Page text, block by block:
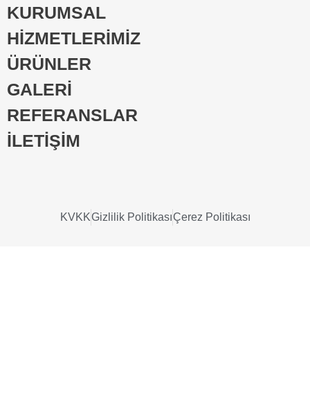
KURUMSAL
HİZMETLERİMİZ
ÜRÜNLER
GALERİ
REFERANSLAR
İLETİŞİM
KVKKGizlilik PolitikasıÇerez Politikası